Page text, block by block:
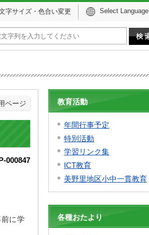
字サイズ・色合い変更 Select Language
ページ
000847
に学
教育活動
年間行事予定
特別活動
学習リンク集
ICT教育
美野里地区小中一貫教育
各種おたより